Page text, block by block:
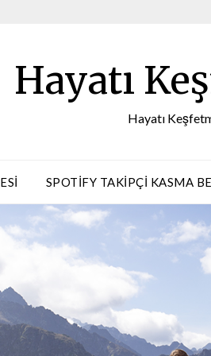
Hayatı
Hayatı
SPOTIFY TAKIPÇI KASMA